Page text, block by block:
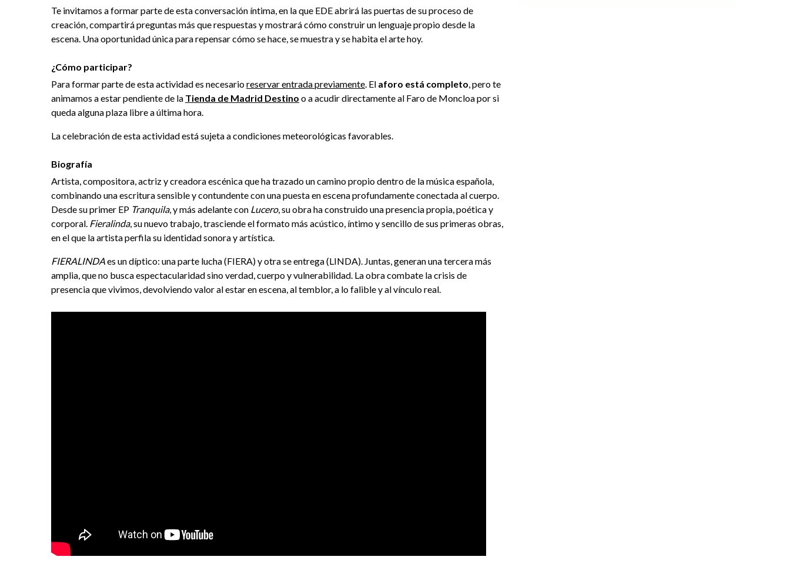
Te invitamos a formar parte de esta conversación íntima, en la que EDE abrirá las puertas de su proceso de
creación, compartirá preguntas más que respuestas y mostrará cómo construir un lenguaje propio desde la
escena. Una oportunidad única para repensar cómo se hace, se muestra y se habita el arte hoy.
¿Cómo participar?
Para formar parte de esta actividad es necesarioreservar entrada previamente. El aforo está completo, pero te
animamos a estar pendiente de la Tienda de Madrid Destino o a acudir directamente al Faro de Moncloa por si
queda alguna plaza libre a última hora.
La celebración de esta actividad está sujeta a condiciones meteorológicas favorables.
Biografía
Artista, compositora, actriz y creadora escénica que ha trazado un camino propio dentro de la música española,
combinando una escritura sensible y contundente con una puesta en escena profundamente conectada al cuerpo.
Desde su primer EP Tranquila, y más adelante con Lucero, su obra ha construido una presencia propia, poética y
corporal. Fieralinda, su nuevo trabajo, trasciende el formato más acústico, íntimo y sencillo de sus primeras obras,
en el que la artista perfila su identidad sonora y artística.
FIERALINDAes un díptico: una parte lucha (FIERA) y otra se entrega (LINDA). Juntas, generan una tercera más
amplia, que no busca espectacularidad sino verdad, cuerpo y vulnerabilidad. La obra combate la crisis de
presencia que vivimos, devolviendo valor al estar en escena, al temblor, a lo falible y al vínculo real.